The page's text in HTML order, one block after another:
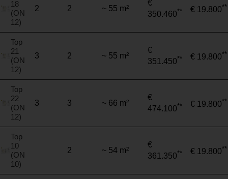
18
(ON
12)
2 2 ~ 55 m²
€
350.460** € 19.800**
Top
21
(ON
12)
3 2 ~ 55 m²
€
351.450** € 19.800**
Top
22
(ON
12)
3 3 ~ 66 m²
€
474.100** € 19.800**
Top
10
(ON
10)
2 ~ 54 m²
€
361.350** € 19.800**